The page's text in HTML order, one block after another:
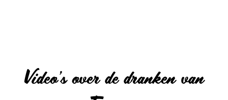
Video’s over de dranken van